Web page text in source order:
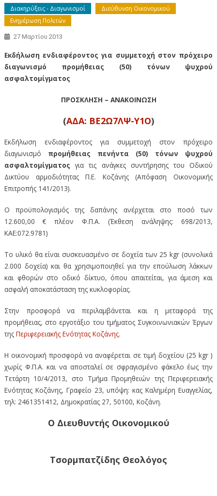
Διακηρύξεις - Διαγωνισμοί
Διεύθυνση Οικονομικού
Ενημέρωση Πολιτών
27 Μαρτίου 2013
Εκδήλωση ενδιαφέροντος για συμμετοχή στον πρόχειρο
διαγωνισμό προμήθειας (50) τόνων ψυχρού
ασφαλτομίγματος
ΠΡΟΣΚΛΗΣΗ – ΑΝΑΚΟΙΝΩΣΗ
(ΑΔΑ: ΒΕ2Ω7ΛΨ-Υ1Ο)
Εκδήλωση ενδιαφέροντος για συμμετοχή στον πρόχειρο
διαγωνισμό προμήθειας πενήντα (50) τόνων ψυχρού
ασφαλτομίγματος για τις ανάγκες συντήρησης του Οδικού
Δικτύου αρμοδιότητας Π.Ε. Κοζάνης (Απόφαση Οικονομικής
Επιτροπής 141/2013).
Ο προϋπολογισμός της δαπάνης ανέρχεται στο ποσό των
12.600,00 € πλέον Φ.Π.Α. (Έκθεση ανάληψης: 698/2013,
ΚΑΕ:072.9781)
Το υλικό θα είναι συσκευασμένο σε δοχεία των 25 kgr (συνολικά
2.000 δοχεία) και θα χρησιμοποιηθεί για την επούλωση λάκκων
και φθορών στο οδικό δίκτυο, όπου απαιτείται, για άμεση και
ασφαλή αποκατάσταση της κυκλοφορίας.
Στην προσφορά να περιλαμβάνεται και η μεταφορά της
προμήθειας, στο εργοτάξιο του τμήματος Συγκοινωνιακών Έργων
της Περιφερειακής Ενότητας Κοζάνης.
Η οικονομική προσφορά να αναφέρεται σε τιμή δοχείου (25 kgr )
χωρίς Φ.Π.Α. και να αποσταλεί σε σφραγισμένο φάκελο έως την
Τετάρτη 10/4/2013, στο Τμήμα Προμηθειών της Περιφερειακής
Ενότητας Κοζάνης, Γραφείο 23, υπόψη: κας Καλημέρη Ευαγγελίας,
τηλ: 2461351412, Δημοκρατίας 27, 50100, Κοζάνη.
Ο Διευθυντής Οικονομικού
Τσορμπατζίδης Θεολόγος